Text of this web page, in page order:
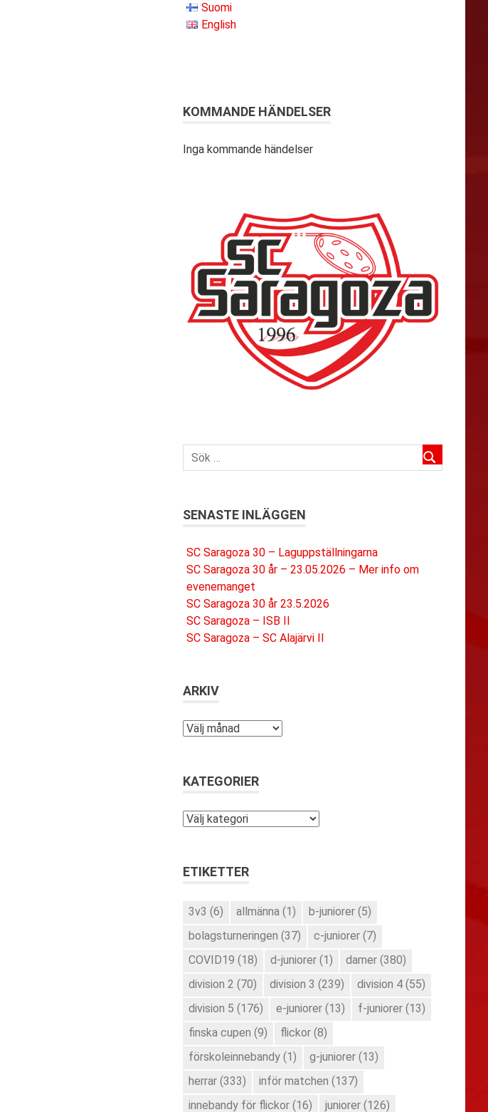
Suomi
English
KOMMANDE HÄNDELSER
Inga kommande händelser
SENASTE INLÄGGEN
SC Saragoza 30 – Laguppställningarna
SC Saragoza 30 år – 23.05.2026 – Mer info om
evenemanget
SC Saragoza 30 år 23.5.2026
SC Saragoza – ISB II
SC Saragoza – SC Alajärvi II
ARKIV
Arkiv
KATEGORIER
Kategorier
ETIKETTER
3v3 (6) allmänna (1) b-juniorer (5)
bolagsturneringen (37) c-juniorer (7)
COVID19 (18) d-juniorer (1) damer (380)
division 2 (70) division 3 (239) division 4 (55)
division 5 (176) e-juniorer (13) f-juniorer (13)
finska cupen (9) flickor (8)
förskoleinnebandy (1) g-juniorer (13)
herrar (333) inför matchen (137)
innebandy för flickor (16) juniorer (126)